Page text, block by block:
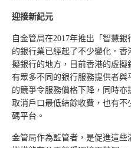
迎接新紀元
自金管局在2017年推出「智慧
的銀行業已經起了不少變化。
擬銀行的地方，目前香港的虛
有眾多不同的銀行服務提供者與
的競爭令服務價格下降，同時
取消戶口最低結餘收費，也有
碼平台。
金管局作為監管者，是促進這